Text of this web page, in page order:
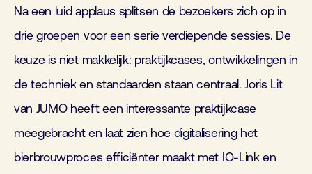
Na een luid applaus splitsen de bezoekers zich op in
drie groepen voor een serie verdiepende sessies. De
keuze is niet makkelijk: praktijkcases, ontwikkelingen in
de techniek en standaarden staan centraal. Joris Lit
van JUMO heeft een interessante praktijkcase
meegebracht en laat zien hoe digitalisering het
bierbrouwproces efficiënter maakt met IO-Link en